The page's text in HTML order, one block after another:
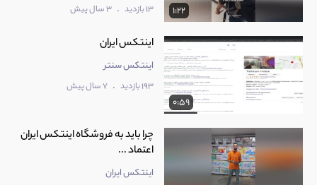
1:22 13 بازدید . 3 سال پیش
0:59
اینتکس ایران
اینتکس سنتر
193 بازدید . 7 سال پیش
چرا باید به فروشگاه اینتکس ایران
اعتماد ...
اینتکس ایران